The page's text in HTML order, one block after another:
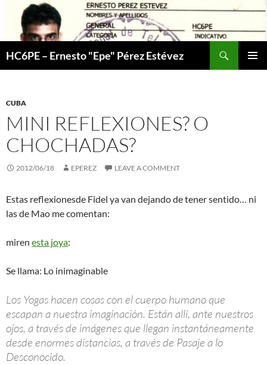
content
HC6PE – Ernesto "Epe" Pérez Estévez
CUBA
MINI REFLEXIONES? O
CHOCHADAS?
2012/06/18 EPEREZ LEAVE A COMMENT
Estas reflexionesde Fidel ya van dejando de tener sentido… ni
las de Mao me comentan:
miren esta joya:
Se llama: Lo inimaginable
Los Yogas hacen cosas con el cuerpo humano que
escapan a nuestra imaginación. Están allí, ante nuestros
ojos, a través de imágenes que llegan instantáneamente
desde enormes distancias, a través de Pasaje a lo
Desconocido.